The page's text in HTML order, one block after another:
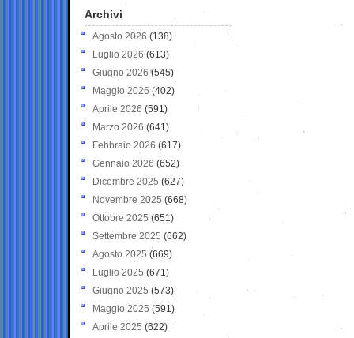
Archivi
Agosto 2026 (138)
Luglio 2026 (613)
Giugno 2026 (545)
Maggio 2026 (402)
Aprile 2026 (591)
Marzo 2026 (641)
Febbraio 2026 (617)
Gennaio 2026 (652)
Dicembre 2025 (627)
Novembre 2025 (668)
Ottobre 2025 (651)
Settembre 2025 (662)
Agosto 2025 (669)
Luglio 2025 (671)
Giugno 2025 (573)
Maggio 2025 (591)
Aprile 2025 (622)